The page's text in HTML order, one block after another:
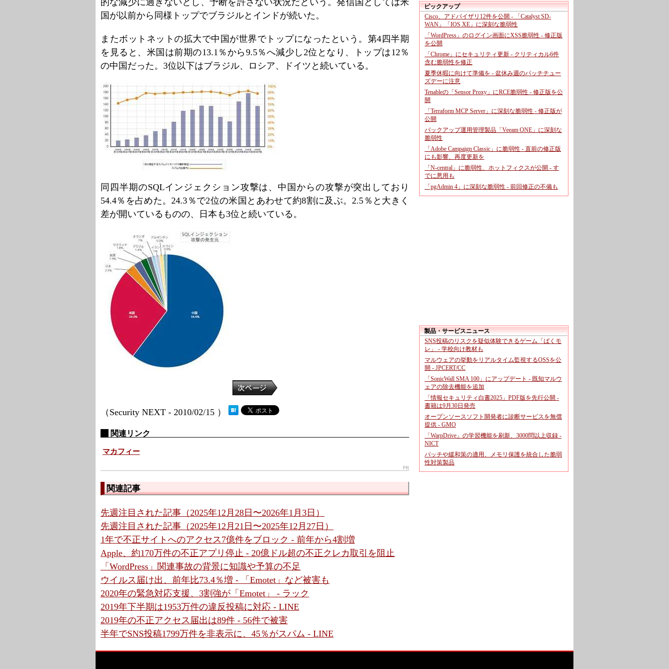
的な減少に過ぎないとし、予断を許さない状況だという。発信国としては米
国が以前から同様トップでブラジルとインドが続いた。
またボットネットの拡大で中国が世界でトップになったという。第4四半期
を見ると、米国は前期の13.1％から9.5％へ減少し2位となり、トップは12％
の中国だった。3位以下はブラジル、ロシア、ドイツと続いている。
同四半期のSQLインジェクション攻撃は、中国からの攻撃が突出しており
54.4％を占めた。24.3％で2位の米国とあわせて約8割に及ぶ。2.5％と大きく
差が開いているものの、日本も3位と続いている。
（Security NEXT - 2010/02/15 ）
関連リンク
マカフィー
PR
関連記事
先週注目された記事（2025年12月28日〜2026年1月3日）
先週注目された記事（2025年12月21日〜2025年12月27日）
1年で不正サイトへのアクセス7億件をブロック - 前年から4割増
Apple、約170万件の不正アプリ停止 - 20億ドル超の不正クレカ取引を阻止
「WordPress」関連事故の背景に知識や予算の不足
ウイルス届け出、前年比73.4％増 - 「Emotet」など被害も
2020年の緊急対応支援、3割強が「Emotet」 - ラック
2019年下半期は1953万件の違反投稿に対応 - LINE
2019年の不正アクセス届出は89件 - 56件で被害
半年でSNS投稿1799万件を非表示に、45％がスパム - LINE
ピックアップ
Cisco、アドバイザリ12件を公開 - 「Catalyst SD-
WAN」「IOS XE」に深刻な脆弱性
「WordPress」のログイン画面にXSS脆弱性 - 修正版
を公開
「Chrome」にセキュリティ更新 - クリティカル6件
含む脆弱性を修正
夏季休暇に向けて準備を - 盆休み週のパッチチュー
ズデーに注意
Tenableの「Sensor Proxy」にRCE脆弱性 - 修正版を公
開
「Terraform MCP Server」に深刻な脆弱性 - 修正版が
公開
バックアップ運用管理製品「Veeam ONE」に深刻な
脆弱性
「Adobe Campaign Classic」に脆弱性 - 直前の修正版
にも影響、再度更新を
「N-central」に脆弱性、ホットフィクスが公開 - す
でに悪用も
「pgAdmin 4」に深刻な脆弱性 - 前回修正の不備も
製品・サービスニュース
SNS投稿のリスクを疑似体験できるゲーム「ばくモ
レ」 - 学校向け教材も
マルウェアの挙動をリアルタイム監視するOSSを公
開 - JPCERT/CC
「SonicWall SMA 100」にアップデート - 既知マルウ
ェアの除去機能を追加
「情報セキュリティ白書2025」PDF版を先行公開 -
書籍は9月30日発売
オープンソースソフト開発者に診断サービスを無償
提供 - GMO
「WarpDrive」の学習機能を刷新、3000問以上収録 -
NICT
パッチや緩和策の適用、メモリ保護を統合した脆弱
性対策製品